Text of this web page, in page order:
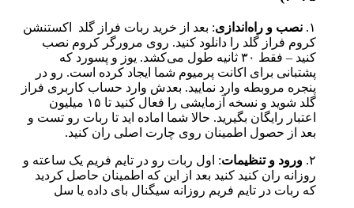
۱. نصب و راه‌اندازی: بعد از خرید ربات فراز گلد اکستنشن
کروم فراز گلد را دانلود کنید. روی مرورگر کروم نصب
کنید – فقط ۳۰ ثانیه طول می‌کشد. یوز و پسورد که
پشتبانی برای اکانت پرمیوم شما ایجاد کرده است. رو در
پنجره مروبطه وارد نمایید. بعدش وارد حساب کاربری فراز
گلد شوید و نسخه آزمایشی را فعال کنید تا ۱۵ میلیون
اعتبار رایگان بگیرید. حالا شما اماده اید تا ربات رو تست و
بعد از حصول اطمینان روی چارت اصلی ران کنید.
۲. ورود و تنظیمات: اول ربات رو در تایم فریم یک ساعته و
روزانه ران کنید کنید بعد از این که اطمینان حاصل کردید
که ربات در تایم فریم روزانه سیگنال بای داده یا سل